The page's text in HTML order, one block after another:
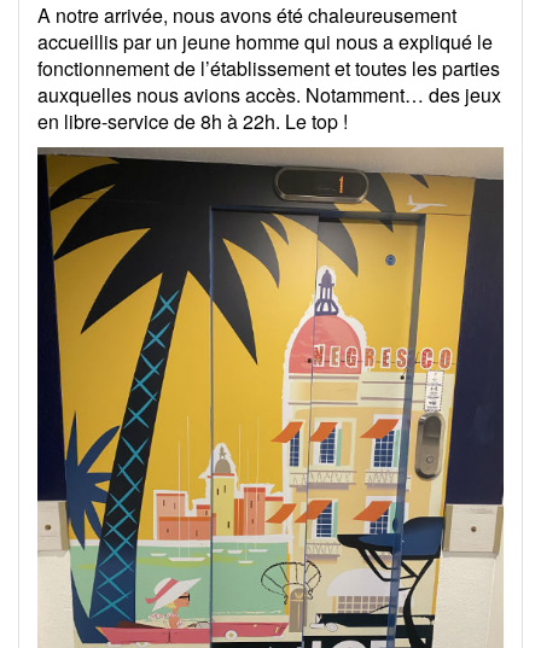
A notre arrivée, nous avons été chaleureusement
accueillis par un jeune homme qui nous a expliqué le
fonctionnement de l’établissement et toutes les parties
auxquelles nous avions accès. Notamment… des jeux
en libre-service de 8h à 22h. Le top !